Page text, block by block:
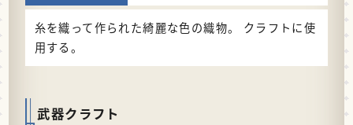
糸を織って作られた綺麗な色の織物。 クラフトに使
用する。
武器クラフト